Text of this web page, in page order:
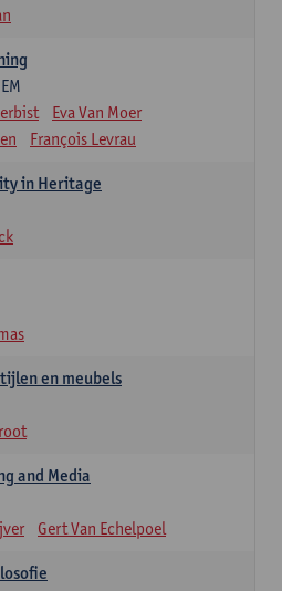
Eva Van Moer
François Levrau
in Heritage
en meubels
and Media
Gert Van Echelpoel